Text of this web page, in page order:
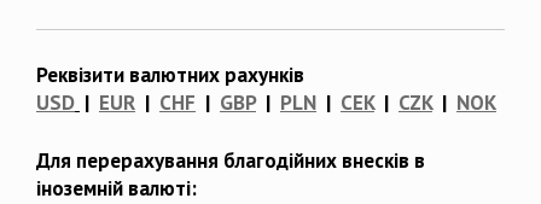
Реквізити валютних рахунків
USD | EUR | CHF | GBP| PLN | CEK| CZK| NOK
Для перерахування благодійних внесків в
іноземній валюті: